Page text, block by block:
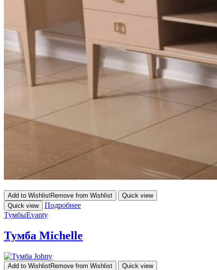
Add to WishlistRemove from Wishlist
Quick view
Quick view
Подробнее
ТумбыEvanty
Тумба Michelle
Add to WishlistRemove from Wishlist
Quick view